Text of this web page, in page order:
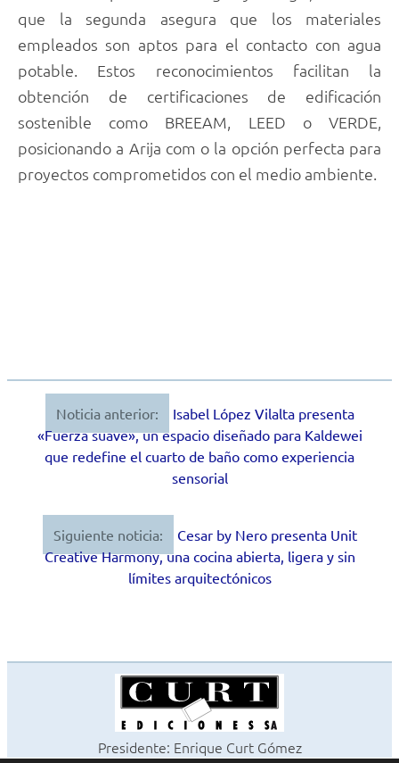
que la segunda asegura que los materiales
empleados son aptos para el contacto con agua
potable. Estos reconocimientos facilitan la
obtención de certificaciones de edificación
sostenible como BREEAM, LEED o VERDE,
posicionando a Arija com o la opción perfecta para
proyectos comprometidos con el medio ambiente.
Navegación
Noticia anterior:
Isabel López Vilalta presenta
«Fuerza suave», un espacio diseñado para Kaldewei
que redefine el cuarto de baño como experiencia
sensorial
Siguiente noticia:
Cesar by Nero presenta Unit
Creative Harmony, una cocina abierta, ligera y sin
límites arquitectónicos
Presidente: Enrique Curt Gómez